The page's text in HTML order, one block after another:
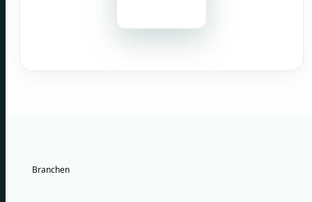
Branchen